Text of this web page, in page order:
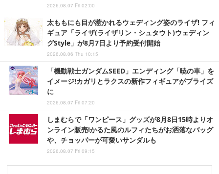
2026.08.07 Fri 02:00
太ももにも目が惹かれるウェディング姿のライザ! フィ
ギュア「ライザ(ライザリン・シュタウト)ウェディン
グStyle」が8月7日より予約受付開始
2026.08.06 Thu 10:15
「機動戦士ガンダムSEED」エンディング「暁の車」を
イメージ!カガリとラクスの新作フィギュアがプライズ
に
2026.08.07 Fri 07:20
しまむらで「ワンピース」グッズが8月8日15時よりオ
ンライン販売!かるた風のルフィたちがお洒落なバッグ
や、チョッパーが可愛いサンダルも
2026.08.07 Fri 09:15